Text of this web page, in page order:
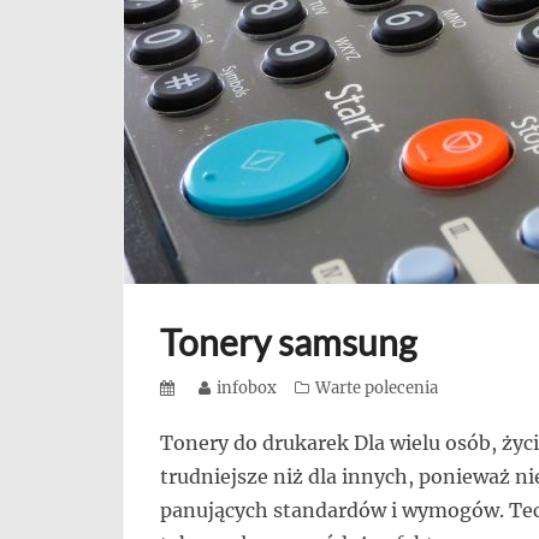
się,
uczą
innych
przedsiębiorczości
Tonery samsung
PostedAuthor
infobox Categories
Warte polecenia
Tonery do drukarek Dla wielu osób,
trudniejsze niż dla innych, ponieważ
panujących standardów i wymogów.